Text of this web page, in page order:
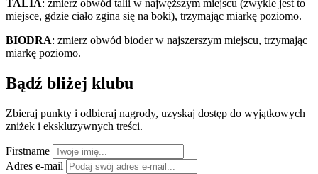
TALIA: zmierz obwód talii w najwęższym miejscu (zwykle jest to
miejsce, gdzie ciało zgina się na boki), trzymając miarkę poziomo.
BIODRA: zmierz obwód bioder w najszerszym miejscu, trzymając
miarkę poziomo.
Bądź bliżej klubu
Zbieraj punkty i odbieraj nagrody, uzyskaj dostęp do wyjątkowych
zniżek i ekskluzywnych treści.
Firstname
Adres e-mail